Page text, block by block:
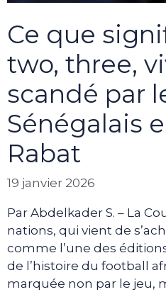
Ce que
two, three,
scandé par
Sénégalais
Rabat
19 janvier 2026
Par Abdelkader S. – La
nations, qui vient de
comme l’une des
de l’histoire du football
marquée non par le jeu,